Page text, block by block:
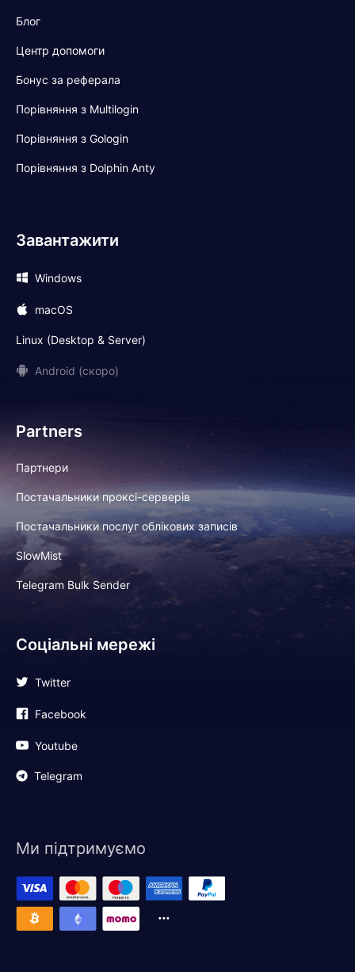
Блог
Центр допомоги
Бонус за реферала
Порівняння з Multilogin
Порівняння з Gologin
Порівняння з Dolphin Anty
Завантажити
Windows
macOS
Linux (Desktop & Server)
Android (скоро)
Partners
Партнери
Постачальники проксі-серверів
Постачальники послуг облікових записів
SlowMist
Telegram Bulk Sender
Соціальні мережі
Twitter
Facebook
Youtube
Telegram
Ми підтримуємо